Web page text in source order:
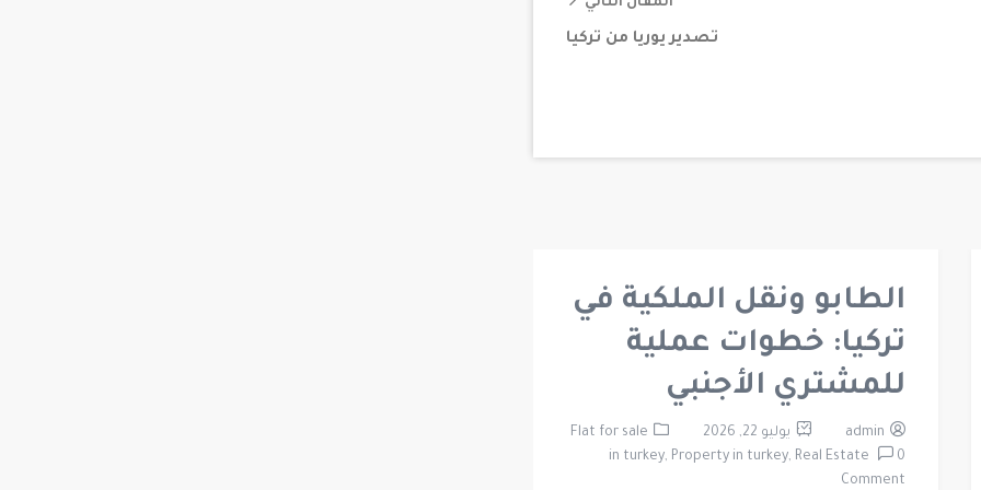
المقال التالي
تصدير يوريا من تركيا
الطابو ونقل الملكية في
تركيا: خطوات عملية
للمشتري الأجنبي
admin يوليو 22, 2026
Flat for sale
in turkey, Property in turkey, Real Estate
0
Comment